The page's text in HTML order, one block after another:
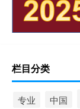
栏目分类
专业 中国